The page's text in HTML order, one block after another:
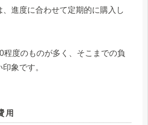
、進度に合わせて定期的に購入し
程度のものが多く、そこまでの負
象です。
用